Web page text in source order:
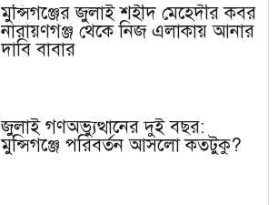
মুন্সিগঞ্জের জুলাই শহীদ মেহেদীর কবর
নারায়ণগঞ্জ থেকে নিজ এলাকায় আনার
দাবি বাবার
জুলাই গণঅভ্যুত্থানের দুই বছর:
মুন্সিগঞ্জে পরিবর্তন আসলো কতটুকু?